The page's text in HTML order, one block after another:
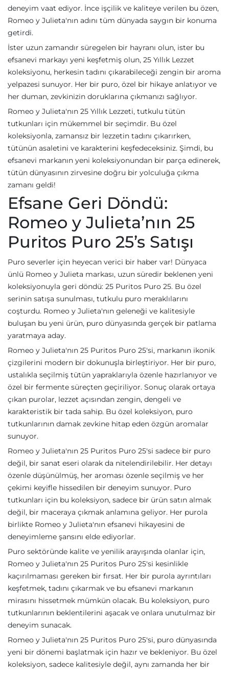
deneyim vaat ediyor. İnce işçilik ve kaliteye verilen bu özen,
Romeo y Julieta'nın adını tüm dünyada saygın bir konuma
getirdi.
İster uzun zamandır süregelen bir hayranı olun, ister bu
efsanevi markayı yeni keşfetmiş olun, 25 Yıllık Lezzet
koleksiyonu, herkesin tadını çıkarabileceği zengin bir aroma
yelpazesi sunuyor. Her bir puro, özel bir hikaye anlatıyor ve
her duman, zevkinizin doruklarına çıkmanızı sağlıyor.
Romeo y Julieta'nın 25 Yıllık Lezzeti, tutkulu tütün
tutkunları için mükemmel bir seçimdir. Bu özel
koleksiyonla, zamansız bir lezzetin tadını çıkarırken,
tütünün asaletini ve karakterini keşfedeceksiniz. Şimdi, bu
efsanevi markanın yeni koleksiyonundan bir parça edinerek,
tütün dünyasının zirvesine doğru bir yolculuğa çıkma
zamanı geldi!
Efsane Geri Döndü:
Romeo y Julieta’nın 25
Puritos Puro 25’s Satışı
Puro severler için heyecan verici bir haber var! Dünyaca
ünlü Romeo y Julieta markası, uzun süredir beklenen yeni
koleksiyonuyla geri döndü: 25 Puritos Puro 25. Bu özel
serinin satışa sunulması, tutkulu puro meraklılarını
coşturdu. Romeo y Julieta'nın geleneği ve kalitesiyle
buluşan bu yeni ürün, puro dünyasında gerçek bir patlama
yaratmaya aday.
Romeo y Julieta'nın 25 Puritos Puro 25'si, markanın ikonik
çizgilerini modern bir dokunuşla birleştiriyor. Her bir puro,
ustalıkla seçilmiş tütün yapraklarıyla özenle hazırlanıyor ve
özel bir fermente süreçten geçiriliyor. Sonuç olarak ortaya
çıkan purolar, lezzet açısından zengin, dengeli ve
karakteristik bir tada sahip. Bu özel koleksiyon, puro
tutkunlarının damak zevkine hitap eden özgün aromalar
sunuyor.
Romeo y Julieta'nın 25 Puritos Puro 25'si sadece bir puro
değil, bir sanat eseri olarak da nitelendirilebilir. Her detayı
özenle düşünülmüş, her aroması özenle seçilmiş ve her
çekimi keyifle hissedilen bir deneyim sunuyor. Puro
tutkunları için bu koleksiyon, sadece bir ürün satın almak
değil, bir maceraya çıkmak anlamına geliyor. Her purola
birlikte Romeo y Julieta'nın efsanevi hikayesini de
deneyimleme şansını elde ediyorlar.
Puro sektöründe kalite ve yenilik arayışında olanlar için,
Romeo y Julieta'nın 25 Puritos Puro 25'si kesinlikle
kaçırılmaması gereken bir fırsat. Her bir purola ayrıntıları
keşfetmek, tadını çıkarmak ve bu efsanevi markanın
mirasını hissetmek mümkün olacak. Bu koleksiyon, puro
tutkunlarının beklentilerini aşacak ve onlara unutulmaz bir
deneyim sunacak.
Romeo y Julieta'nın 25 Puritos Puro 25'si, puro dünyasında
yeni bir dönemi başlatmak için hazır ve bekleniyor. Bu özel
koleksiyon, sadece kalitesiyle değil, aynı zamanda her bir